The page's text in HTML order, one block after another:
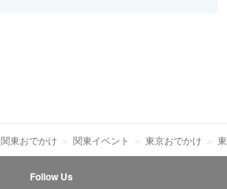
関東おでかけ 関東イベント 東京おでかけ
Follow Us